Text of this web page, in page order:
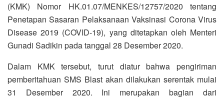
(KMK) Nomor HK.01.07/MENKES/12757/2020 tentang
Penetapan Sasaran Pelaksanaan Vaksinasi Corona Virus
Disease 2019 (COVID-19), yang ditetapkan oleh Menteri
Gunadi Sadikin pada tanggal 28 Desember 2020.
Dalam KMK tersebut, turut diatur bahwa pengiriman
pemberitahuan SMS Blast akan dilakukan serentak mulai
31 Desember 2020. Ini merupakan bagian dari